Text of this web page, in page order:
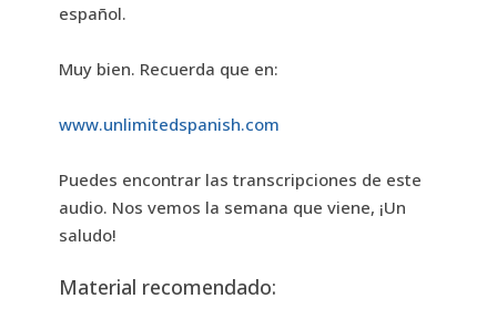
español.
Muy bien. Recuerda que en:
www.unlimitedspanish.com
Puedes encontrar las transcripciones de este
audio. Nos vemos la semana que viene, ¡Un
saludo!
Material recomendado: